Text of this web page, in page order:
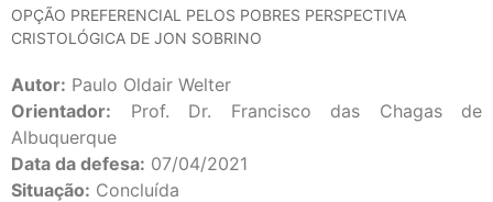
OPÇÃO PREFERENCIAL PELOS POBRES PERSPECTIVA
CRISTOLÓGICA DE JON SOBRINO
Autor: Paulo Oldair Welter
Orientador: Prof. Dr. Francisco das Chagas de
Albuquerque
Data da defesa: 07/04/2021
Situação: Concluída